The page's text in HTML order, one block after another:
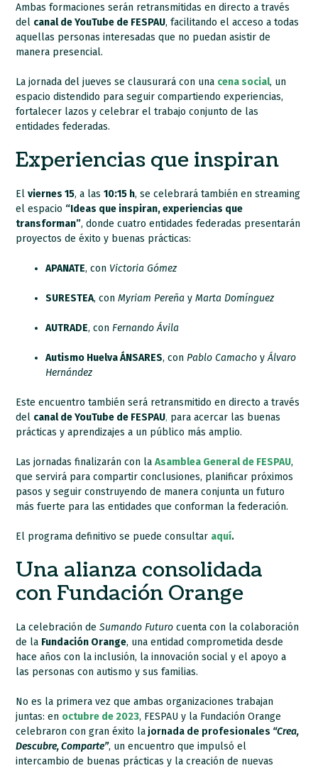
Ambas formaciones serán retransmitidas en directo a través
del canal de YouTube de FESPAU, facilitando el acceso a todas
aquellas personas interesadas que no puedan asistir de
manera presencial.
La jornada del jueves se clausurará con una cena social, un
espacio distendido para seguir compartiendo experiencias,
fortalecer lazos y celebrar el trabajo conjunto de las
entidades federadas.
Experiencias que inspiran
Elviernes 15, a las10:15 h, se celebrará también en streaming
el espacio “Ideas que inspiran, experiencias que
transforman”, donde cuatro entidades federadas presentarán
proyectos de éxito y buenas prácticas:
APANATE, con Victoria Gómez
SURESTEA, conMyriam Pereña yMarta Domínguez
AUTRADE, con Fernando Ávila
Autismo Huelva ÁNSARES, con Pablo Camacho yÁlvaro
Hernández
Este encuentro también será retransmitido en directo a través
del canal de YouTube de FESPAU, para acercar las buenas
prácticas y aprendizajes a un público más amplio.
Las jornadas finalizarán con laAsamblea General de FESPAU,
que servirá para compartir conclusiones, planificar próximos
pasos y seguir construyendo de manera conjunta un futuro
más fuerte para las entidades que conforman la federación.
El programa definitivo se puede consultar aquí.
Una alianza consolidada
con Fundación Orange
La celebración deSumando Futuro cuenta con la colaboración
de la Fundación Orange, una entidad comprometida desde
hace años con la inclusión, la innovación social y el apoyo a
las personas con autismo y sus familias.
No es la primera vez que ambas organizaciones trabajan
juntas: en octubre de 2023, FESPAU y la Fundación Orange
celebraron con gran éxito la jornada de profesionales “Crea,
Descubre, Comparte”, un encuentro que impulsó el
intercambio de buenas prácticas y la creación de nuevas